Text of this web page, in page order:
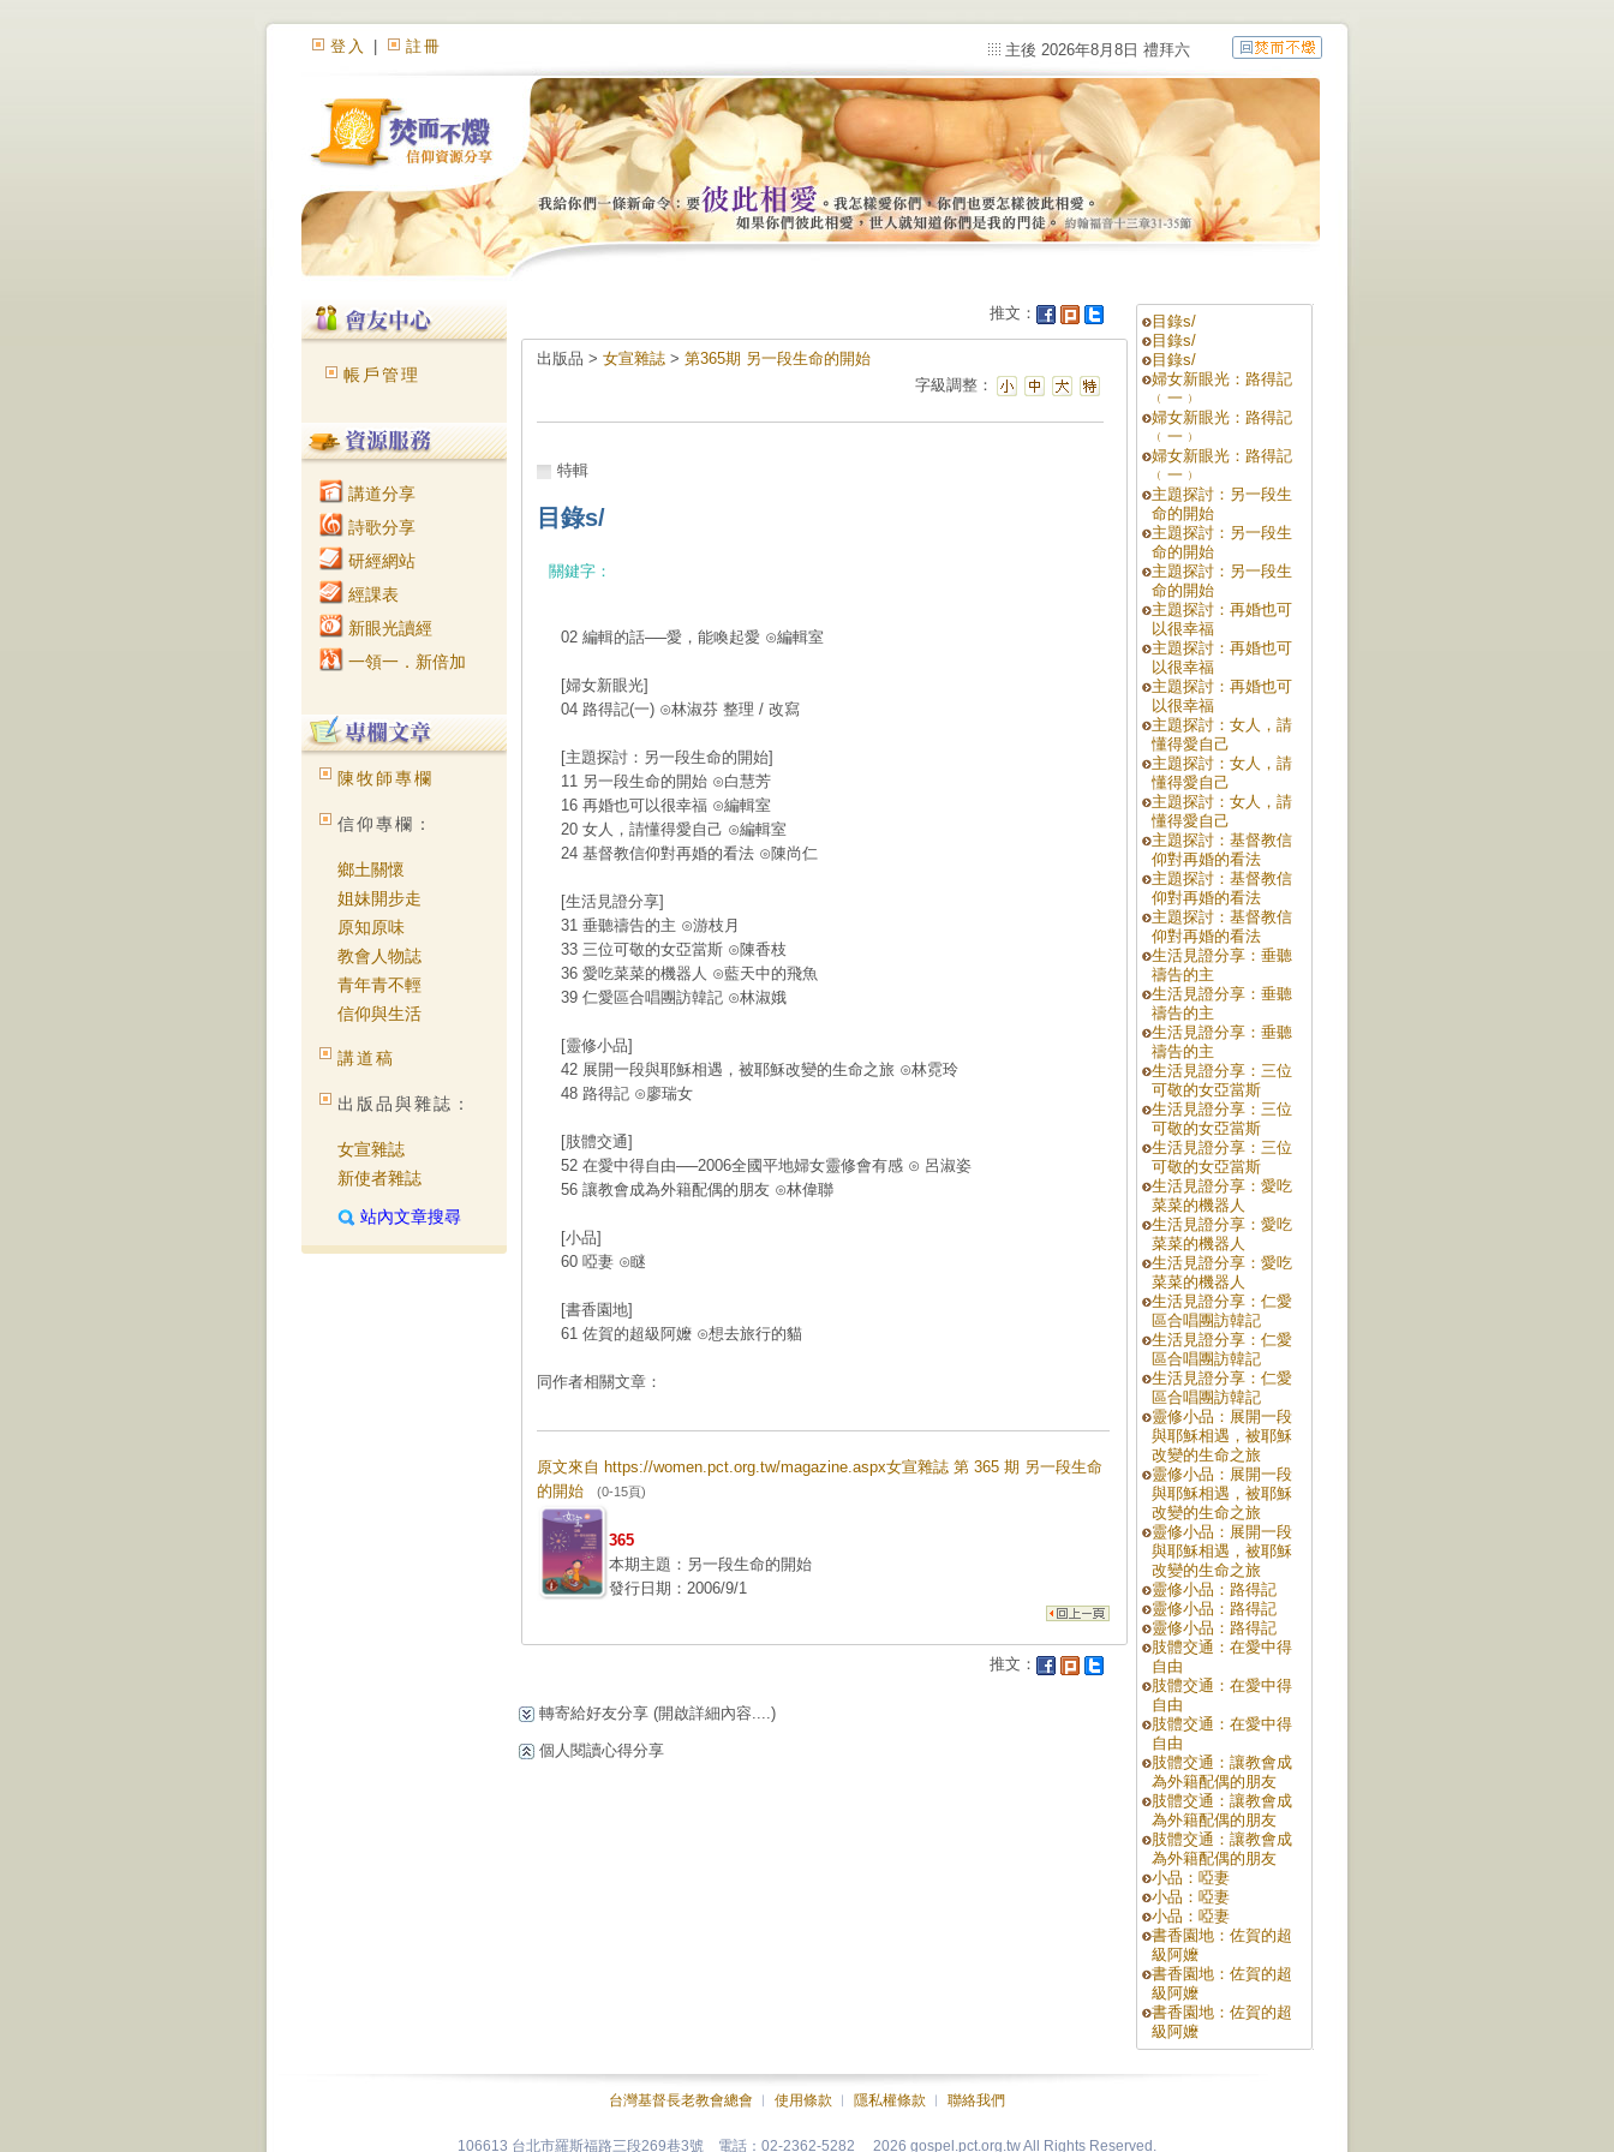
登入 註冊 主後 2026年8月8日 禮拜六
帳戶管理
講道分享
詩歌分享
研經網站
經課表
新眼光讀經
一領一．新倍加
陳牧師專欄
信仰專欄：
鄉土關懷
姐妹開步走
原知原味
教會人物誌
青年青不輕
信仰與生活
講道稿
出版品與雜誌：
女宣雜誌
新使者雜誌
站內文章搜尋
推文：
出版品 > 女宣雜誌 > 第365期 另一段生命的開始
字級調整：
特輯
目錄s/
關鍵字：
02 編輯的話──愛，能喚起愛 ⊙編輯室
[婦女新眼光]
04 路得記(一) ⊙林淑芬 整理 / 改寫
[主題探討：另一段生命的開始]
11 另一段生命的開始 ⊙白慧芳
16 再婚也可以很幸福 ⊙編輯室
20 女人，請懂得愛自己 ⊙編輯室
24 基督教信仰對再婚的看法 ⊙陳尚仁
[生活見證分享]
31 垂聽禱告的主 ⊙游枝月
33 三位可敬的女亞當斯 ⊙陳香枝
36 愛吃菜菜的機器人 ⊙藍天中的飛魚
39 仁愛區合唱團訪韓記 ⊙林淑娥
[靈修小品]
42 展開一段與耶穌相遇，被耶穌改變的生命之旅 ⊙林霓玲
48 路得記 ⊙廖瑞女
[肢體交通]
52 在愛中得自由──2006全國平地婦女靈修會有感 ⊙ 呂淑姿
56 讓教會成為外籍配偶的朋友 ⊙林偉聯
[小品]
60 啞妻 ⊙瞇
[書香園地]
61 佐賀的超級阿嬤 ⊙想去旅行的貓
同作者相關文章：
原文來自 https://women.pct.org.tw/magazine.aspx女宣雜誌 第 365 期 另一段生命
的開始 (0-15頁)
365
本期主題：另一段生命的開始
發行日期：2006/9/1
推文：
轉寄給好友分享 (開啟詳細內容....)
個人閱讀心得分享
目錄s/
目錄s/
目錄s/
婦女新眼光：路得記
﹙一﹚
婦女新眼光：路得記
﹙一﹚
婦女新眼光：路得記
﹙一﹚
主題探討：另一段生
命的開始
主題探討：另一段生
命的開始
主題探討：另一段生
命的開始
主題探討：再婚也可
以很幸福
主題探討：再婚也可
以很幸福
主題探討：再婚也可
以很幸福
主題探討：女人，請
懂得愛自己
主題探討：女人，請
懂得愛自己
主題探討：女人，請
懂得愛自己
主題探討：基督教信
仰對再婚的看法
主題探討：基督教信
仰對再婚的看法
主題探討：基督教信
仰對再婚的看法
生活見證分享：垂聽
禱告的主
生活見證分享：垂聽
禱告的主
生活見證分享：垂聽
禱告的主
生活見證分享：三位
可敬的女亞當斯
生活見證分享：三位
可敬的女亞當斯
生活見證分享：三位
可敬的女亞當斯
生活見證分享：愛吃
菜菜的機器人
生活見證分享：愛吃
菜菜的機器人
生活見證分享：愛吃
菜菜的機器人
生活見證分享：仁愛
區合唱團訪韓記
生活見證分享：仁愛
區合唱團訪韓記
生活見證分享：仁愛
區合唱團訪韓記
靈修小品：展開一段
與耶穌相遇，被耶穌
改變的生命之旅
靈修小品：展開一段
與耶穌相遇，被耶穌
改變的生命之旅
靈修小品：展開一段
與耶穌相遇，被耶穌
改變的生命之旅
靈修小品：路得記
靈修小品：路得記
靈修小品：路得記
肢體交通：在愛中得
自由
肢體交通：在愛中得
自由
肢體交通：在愛中得
自由
肢體交通：讓教會成
為外籍配偶的朋友
肢體交通：讓教會成
為外籍配偶的朋友
肢體交通：讓教會成
為外籍配偶的朋友
小品：啞妻
小品：啞妻
小品：啞妻
書香園地：佐賀的超
級阿嬤
書香園地：佐賀的超
級阿嬤
書香園地：佐賀的超
級阿嬤
台灣基督長老教會總會 ︱ 使用條款 ︱ 隱私權條款 ︱ 聯絡我們
106613 台北市羅斯福路三段269巷3號 電話：02-2362-5282 2026 gospel.pct.org.tw All Rights Reserved.